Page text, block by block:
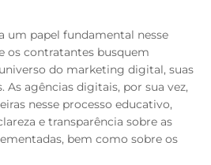
um papel fundamental nesse
os contratantes busquem
do marketing digital, suas
As agências digitais, por sua vez,
nesse processo educativo,
e transparência sobre as
bem como sobre os